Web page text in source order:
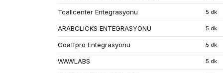
Tcallcenter Entegrasyonu 5 dk
ARABCLICKS ENTEGRASYONU 5 dk
Goaffpro Entegrasyonu 5 dk
WAWLABS 5 dk